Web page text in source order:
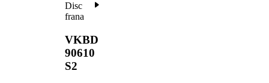
Disc
frana
VKBD
90610
S2